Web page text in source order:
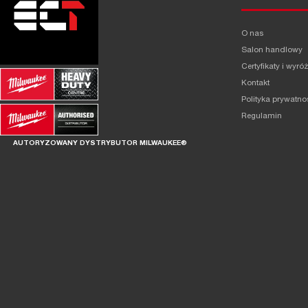
AUTORYZOWANY DYSTRYBUTOR MILWAUKEE®
O nas
Salon handlowy
Certyfikaty i
Kontakt
Polityka
Regulamin